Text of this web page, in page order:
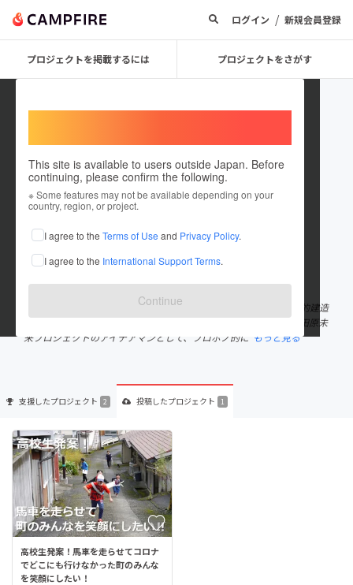
ログイン / 新規会員登録
プロジェクトを掲載するには プロジェクトをさがす
This site is available to users outside Japan. Before
continuing, please confirm the following.
※ Some features may not be available depending on your
country, region, or project.
I agree to the Terms of Use and Privacy Policy.
I agree to the International Support Terms.
Continue
Roki_TabaruMiraiPJ
これまでに2回支援して1件のプロジェクトを投稿しています
在住国：日本 現在地：熊本県
出身国：日本 出身地：宮崎県
プロジェクトのテキスト案は高校生が作成してくれました！ 歴史的建造
物等を活かして高千穂町田原地区の活性化に取り組む、NPO法人田原未
来プロジェクトのアイデアマンとして、プロボノ的に もっと見る
支援したプロジェクト 2 投稿したプロジェクト 1
高校生発案！馬車を走らせてコロナ
でどこにも行けなかった町のみんな
を笑顔にしたい！